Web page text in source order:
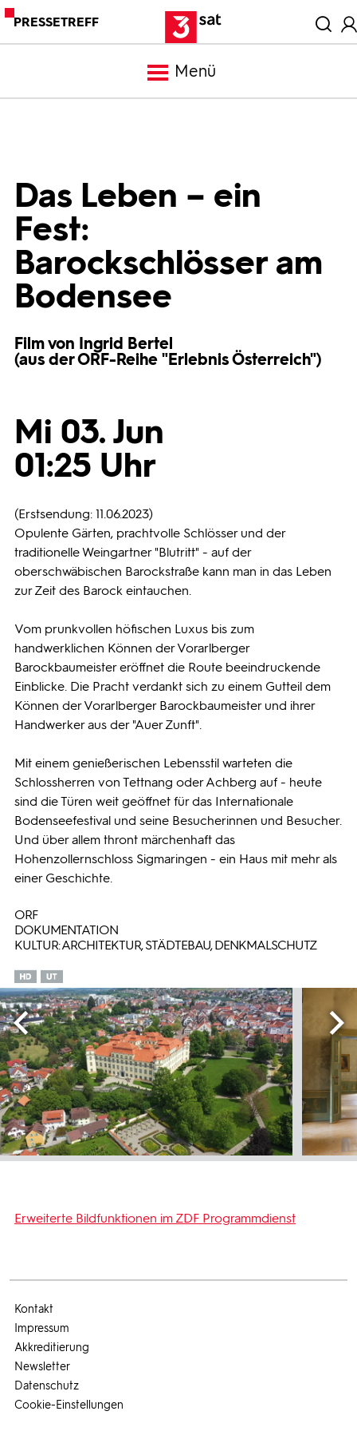
PRESSETREFF
Menü
Bilder
Das Leben – ein
Fest:
Barockschlösser am
Bodensee
Film von Ingrid Bertel
(aus der ORF-Reihe "Erlebnis Österreich")
Mi 03. Jun
01:25 Uhr
(Erstsendung: 11.06.2023)
Opulente Gärten, prachtvolle Schlösser und der
traditionelle Weingartner "Blutritt" - auf der
oberschwäbischen Barockstraße kann man in das Leben
zur Zeit des Barock eintauchen.
Vom prunkvollen höfischen Luxus bis zum
handwerklichen Können der Vorarlberger
Barockbaumeister eröffnet die Route beeindruckende
Einblicke. Die Pracht verdankt sich zu einem Gutteil dem
Können der Vorarlberger Barockbaumeister und ihrer
Handwerker aus der "Auer Zunft".
Mit einem genießerischen Lebensstil warteten die
Schlossherren von Tettnang oder Achberg auf - heute
sind die Türen weit geöffnet für das Internationale
Bodenseefestival und seine Besucherinnen und Besucher.
Und über allem thront märchenhaft das
Hohenzollernschloss Sigmaringen - ein Haus mit mehr als
einer Geschichte.
ORF
DOKUMENTATION
KULTUR: ARCHITEKTUR, STÄDTEBAU, DENKMALSCHUTZ
Erweiterte Bildfunktionen im ZDF Programmdienst
Kontakt
Impressum
Akkreditierung
Newsletter
Datenschutz
Cookie-Einstellungen